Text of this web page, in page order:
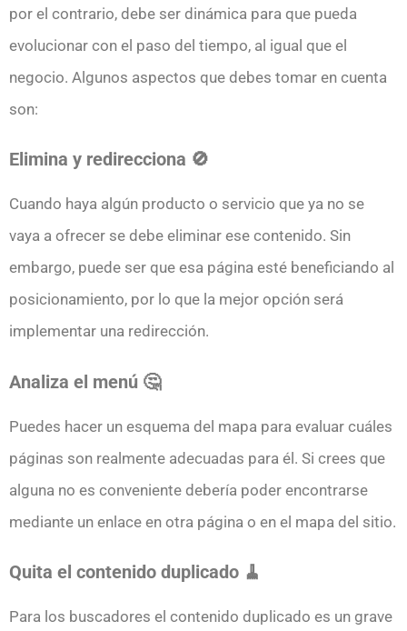
por el contrario, debe ser dinámica para que pueda
evolucionar con el paso del tiempo, al igual que el
negocio. Algunos aspectos que debes tomar en cuenta
son:
Elimina y redirecciona 🚫
Cuando haya algún producto o servicio que ya no se
vaya a ofrecer se debe eliminar ese contenido. Sin
embargo, puede ser que esa página esté beneficiando al
posicionamiento, por lo que la mejor opción será
implementar una redirección.
Analiza el menú 🤔
Puedes hacer un esquema del mapa para evaluar cuáles
páginas son realmente adecuadas para él. Si crees que
alguna no es conveniente debería poder encontrarse
mediante un enlace en otra página o en el mapa del sitio.
Quita el contenido duplicado 🧹
Para los buscadores el contenido duplicado es un grave